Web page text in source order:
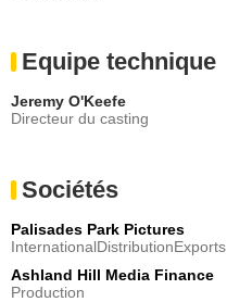
Equipe technique
Jeremy O'Keefe
Directeur du casting
Sociétés
Palisades Park Pictures
InternationalDistributionExports
Ashland Hill Media Finance
Production